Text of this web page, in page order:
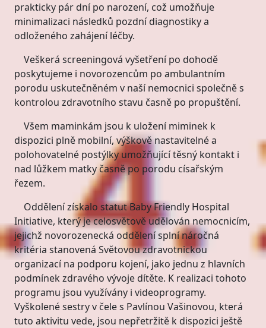
prakticky pár dní po narození, což umožňuje
minimalizaci následků pozdní diagnostiky a
odloženého zahájení léčby.
Veškerá screeningová vyšetření po dohodě
poskytujeme i novorozencům po ambulantním
porodu uskutečněném v naší nemocnici společně s
kontrolou zdravotního stavu časně po propuštění.
Všem maminkám jsou k uložení miminek k
dispozici plně mobilní, výškově nastavitelné a
polohovatelné postýlky umožňující těsný kontakt i
nad lůžkem matky časně po porodu císařským
řezem.
Oddělení získalo statut Baby Friendly Hospital
Initiative, který je celosvětově udělován nemocnicím,
jejichž novorozenecká oddělení splní náročná
kritéria stanovená Světovou zdravotnickou
organizací na podporu kojení, jako jednu z hlavních
podmínek zdravého vývoje dítěte. K realizaci tohoto
programu jsou využívány i videoprogramy.
Vyškolené sestry v čele s Pavlínou Vašinovou, která
tuto aktivitu vede, jsou nepřetržitě k dispozici ještě